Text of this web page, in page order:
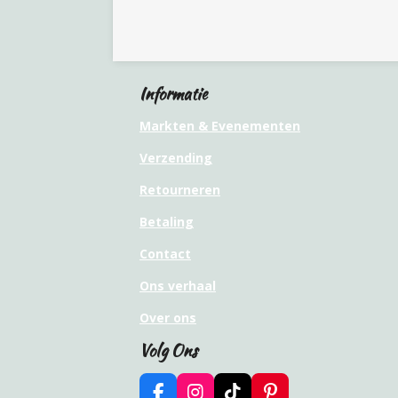
Informatie
Markten & Evenementen
Verzending
Retourneren
Betaling
Contact
Ons verhaal
Over ons
Volg Ons